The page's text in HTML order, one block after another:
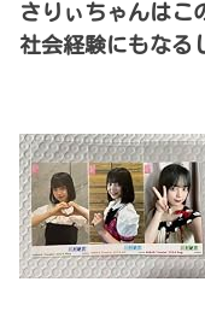
さりぃちゃんはこ
社会経験にもなる